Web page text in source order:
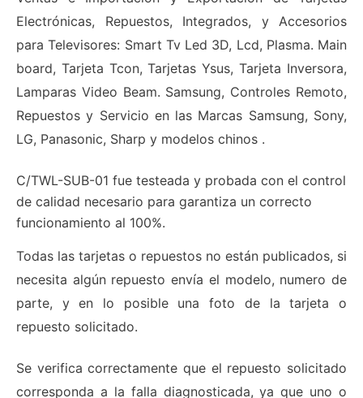
Electrónicas, Repuestos, Integrados, y Accesorios
para Televisores: Smart Tv Led 3D, Lcd, Plasma. Main
board, Tarjeta Tcon, Tarjetas Ysus, Tarjeta Inversora,
Lamparas Video Beam. Samsung, Controles Remoto,
Repuestos y Servicio en las Marcas Samsung, Sony,
LG, Panasonic, Sharp y modelos chinos .
C/TWL-SUB-01 fue testeada y probada con el control
de calidad necesario para garantiza un correcto
funcionamiento al 100%.
Todas las tarjetas o repuestos no están publicados, si
necesita algún repuesto envía el modelo, numero de
parte, y en lo posible una foto de la tarjeta o
repuesto solicitado.
Se verifica correctamente que el repuesto solicitado
corresponda a la falla diagnosticada, ya que uno o